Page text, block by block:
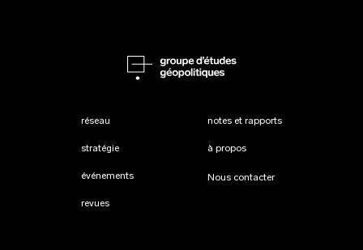
réseau
stratégie
événements
revues
notes et rapports
à propos
Nous contacter